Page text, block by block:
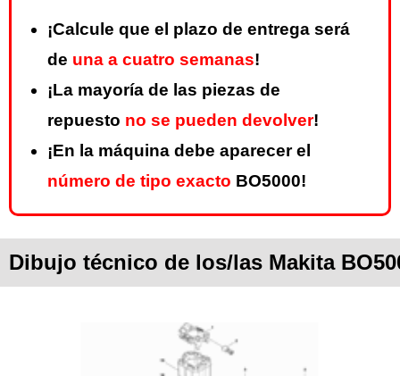
¡Calcule que el plazo de entrega será
de una a cuatro semanas!
¡La mayoría de las piezas de
repuesto no se pueden devolver!
¡En la máquina debe aparecer el
número de tipo exacto BO5000!
Dibujo técnico de los/las Makita